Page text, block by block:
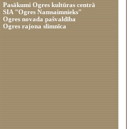
Pasākumi Ogres kultūras centrā
SIA "Ogres Namsaimnieks"
Ogres novada pašvaldība
Ogres rajona slimnīca